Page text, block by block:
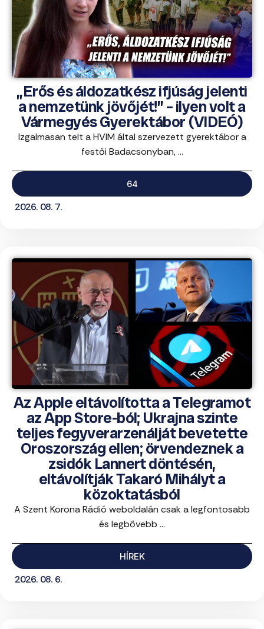
„Erős és áldozatkész ifjúság jelenti
a nemzetünk jövőjét!” – ilyen volt a
Vármegyés Gyerektábor (VIDEÓ)
Izgalmasan telt a HVIM által szervezett gyerektábor a
festői Badacsonyban, ...
64
2026. 08. 7.
Az Apple eltávolította a Telegramot
az App Store-ból; Ukrajna szinte
teljes fegyverarzenálját bevetette
Oroszország ellen; örvendeznek a
zsidók Lannert döntésén,
eltávolítják Takaró Mihályt a
közoktatásból
A Szent Korona Rádió weboldalán csak a legfontosabb
és legbővebb ...
HÍREK
2026. 08. 6.